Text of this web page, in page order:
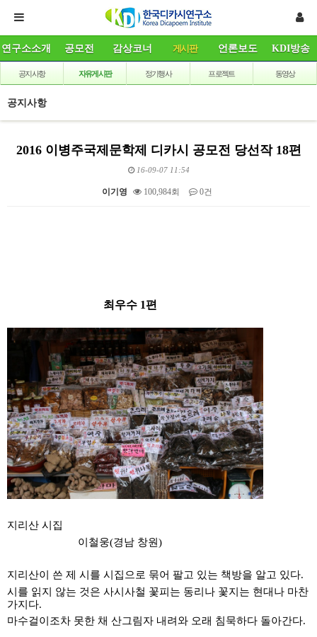
연구소소개 공모전 감상코너 게시판 언론보도 KDI방송
공지사항 자유게시판 정기행사 프로젝트 동영상
공지사항
2016 이병주국제문학제 디카시 공모전 당선작 18편
16-09-07 11:54
이기영 100,984회 0건
최우수 1편
지리산 시집
이철웅(경남 창원)
지리산이 쓴 제 시를 시집으로 묶어 팔고 있는 책방을 알고 있다.
시를 읽지 않는 것은 사시사철 꽃피는 동리나 꽃지는 현대나 마찬
가지다.
마수걸이조차 못한 채 산그림자 내려와 오래 침묵하다 돌아간다.